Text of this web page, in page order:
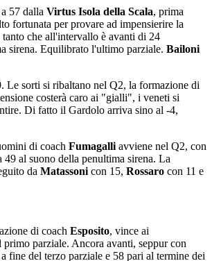
57 dalla Virtus Isola della Scala, prima
fortunata per provare ad impensierire la
che all'intervallo è avanti di 24
sirena. Equilibrato l'ultimo parziale. Bailoni
Le sorti si ribaltano nel Q2, la formazione di
costerà caro ai "gialli", i veneti si
Di fatto il Gardolo arriva sino al -4,
di coach Fumagalli avviene nel Q2, con
al suono della penultima sirena. La
da Matassoni con 15, Rossaro con 11 e
di coach Esposito, vince ai
parziale. Ancora avanti, seppur con
fine del terzo parziale e 58 pari al termine dei